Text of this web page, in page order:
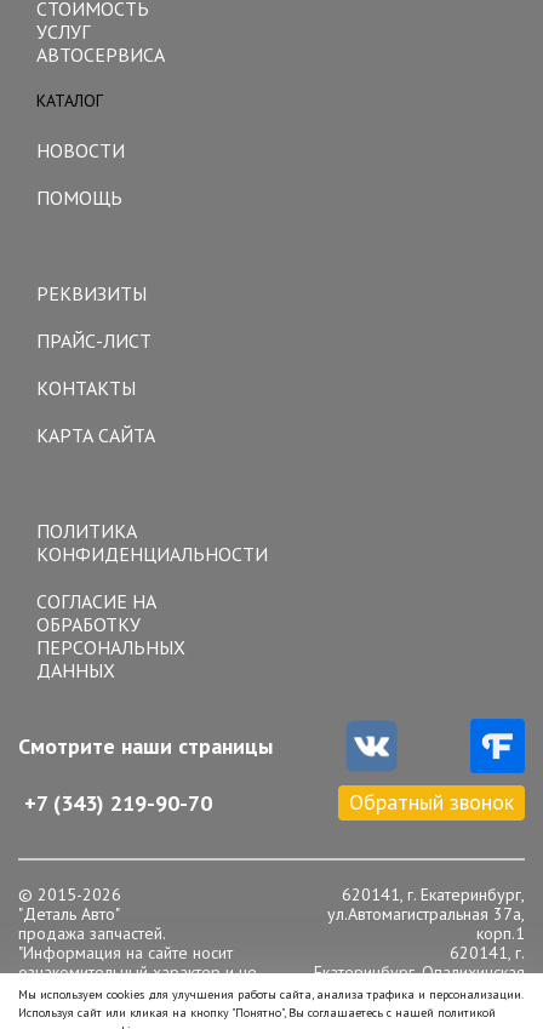
СТОИМОСТЬ
УСЛУГ
АВТОСЕРВИСА
КАТАЛОГ
НОВОСТИ
ПОМОЩЬ
РЕКВИЗИТЫ
ПРАЙС-ЛИСТ
КОНТАКТЫ
КАРТА САЙТА
ПОЛИТИКА
КОНФИДЕНЦИАЛЬНОСТИ
СОГЛАСИЕ НА
ОБРАБОТКУ
ПЕРСОНАЛЬНЫХ
ДАННЫХ
Смотрите наши страницы
+7 (343) 219-90-70 Обратный звонок
© 2015-2026
"Деталь Авто"
продажа запчастей.
"Информация на сайте носит
ознакомительный характер и не
является публичной офертой,
определяемой положениями статьи
620141, г. Екатеринбург,
ул.Автомагистральная 37а,
корп.1
620141, г.
Екатеринбург, Опалихинская
16
Телефон: +7 (343) 219-90-
Мы используем cookies для улучшения работы сайта, анализа трафика и персонализации.
Используя сайт или кликая на кнопку "Понятно", Вы соглашаетесь с нашей политикой